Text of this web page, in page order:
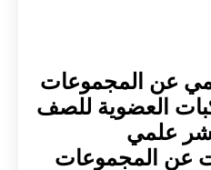
عن المجموعات
العضوية للصف
علمي
عن المجموعات